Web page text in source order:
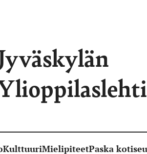
KulttuuriMielipiteetPaska